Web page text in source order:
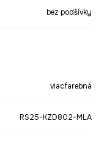
bez podšívky
viacfarebná
RS25-KZD802-MLA